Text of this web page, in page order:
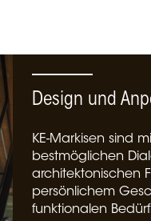
Design und
KE-Markisen sind
bestmöglichen
architektonischen
persönlichem
funktionalen